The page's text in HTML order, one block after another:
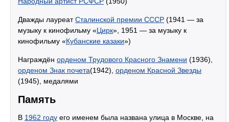
Дважды лауреатСталинской премии СССР (1941 — за
музыку к кинофильму «Цирк», 1951 — за музыку к
кинофильму «Кубанские казаки»)
Награждён орденом Трудового Красного Знамени (1936),
орденом Знак почета(1942), орденом Красной Звезды
(1945), медалями
Память
В 1962 году его именем была названа улица в Москве, на